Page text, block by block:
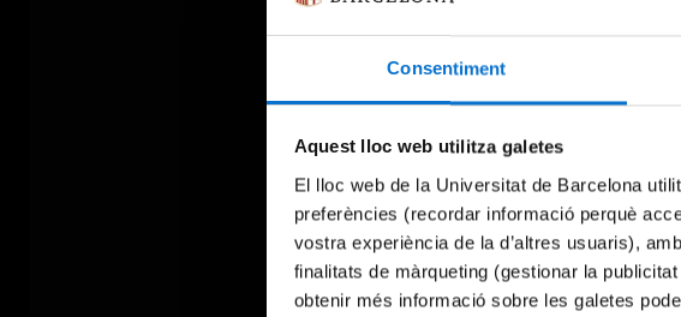
Consentiment
Aquest lloc web utilitza galetes
El lloc web de la Universitat de Barcelona
preferències (recordar informació perquè
vostra experiència de la d’altres usuaris),
finalitats de màrqueting (gestionar la
obtenir més informació sobre les galetes